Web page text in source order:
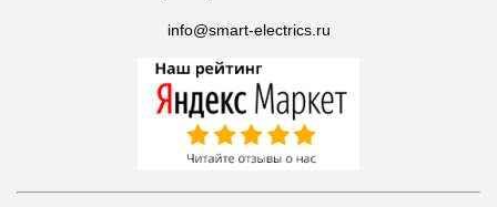
info@smart-electrics.ru